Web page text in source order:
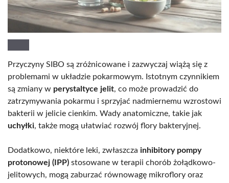
Przyczyny SIBO są zróżnicowane i zazwyczaj wiążą się z
problemami w układzie pokarmowym. Istotnym czynnikiem
są zmiany w perystaltyce jelit, co może prowadzić do
zatrzymywania pokarmu i sprzyjać nadmiernemu wzrostowi
bakterii w jelicie cienkim. Wady anatomiczne, takie jak
uchyłki, także mogą ułatwiać rozwój flory bakteryjnej.
Dodatkowo, niektóre leki, zwłaszcza inhibitory pompy
protonowej (IPP) stosowane w terapii chorób żołądkowo-
jelitowych, mogą zaburzać równowagę mikroflory oraz